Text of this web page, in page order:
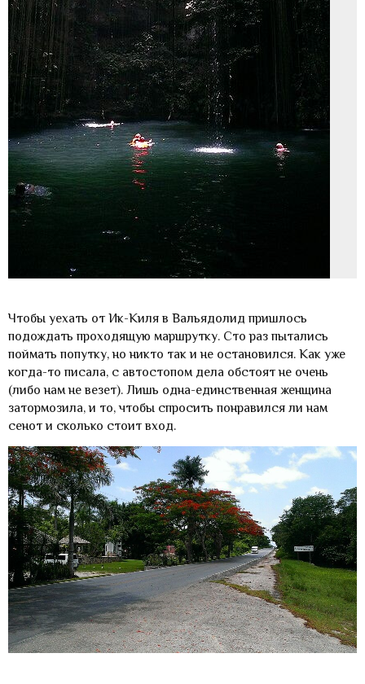
Чтобы уехать от Ик-Киля в Вальядолид пришлось
подождать проходящую маршрутку. Сто раз пытались
поймать попутку, но никто так и не остановился. Как уже
когда-то писала, с автостопом дела обстоят не очень
(либо нам не везет). Лишь одна-единственная женщина
затормозила, и то, чтобы спросить понравился ли нам
сенот и сколько стоит вход.